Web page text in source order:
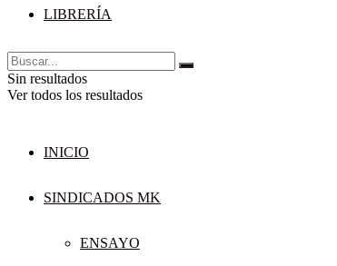
LIBRERÍA
Sin resultados
Ver todos los resultados
INICIO
SINDICADOS MK
ENSAYO